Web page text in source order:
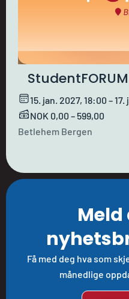
15. jan. 2027, 18:00 –
NOK 0,00 – 599,00
Betlehem Bergen
Meld
Få med deg hva som
månedlige